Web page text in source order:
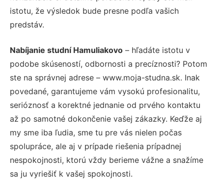
istotu, že výsledok bude presne podľa vašich
predstáv.
Nabíjanie studní Hamuliakovo – hľadáte istotu v
podobe skúseností, odbornosti a precíznosti? Potom
ste na správnej adrese – www.moja-studna.sk. Inak
povedané, garantujeme vám vysokú profesionalitu,
serióznosť a korektné jednanie od prvého kontaktu
až po samotné dokončenie vašej zákazky. Keďže aj
my sme iba ľudia, sme tu pre vás nielen počas
spolupráce, ale aj v prípade riešenia prípadnej
nespokojnosti, ktorú vždy berieme vážne a snažíme
sa ju vyriešiť k vašej spokojnosti.